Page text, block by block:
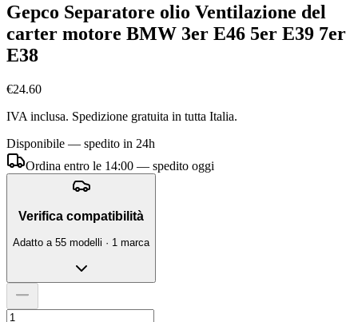
Gepco Separatore olio Ventilazione del
carter motore BMW 3er E46 5er E39 7er
E38
€24.60
IVA inclusa. Spedizione gratuita in tutta Italia.
Disponibile — spedito in 24h
Ordina entro le 14:00 — spedito oggi
Verifica compatibilità
Adatto a 55 modelli · 1 marca